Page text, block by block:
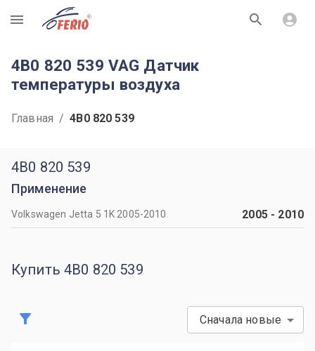
R
4B0 820 539 VAG Датчик
температуры воздуха
Главная / 4B0 820 539
4B0 820 539
Применение
Volkswagen Jetta 5 1K 2005-2010 2005- 2010
Купить 4B0 820 539
Сначала новые